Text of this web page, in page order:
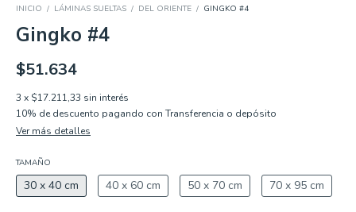
INICIO / LÁMINAS SUELTAS / DEL ORIENTE / GINGKO #4
Gingko #4
$51.634
3 x $17.211,33 sin interés
10% de descuento pagando con Transferencia o depósito
Ver más detalles
TAMAÑO
30 x 40 cm 40 x 60 cm 50 x 70 cm 70 x 95 cm